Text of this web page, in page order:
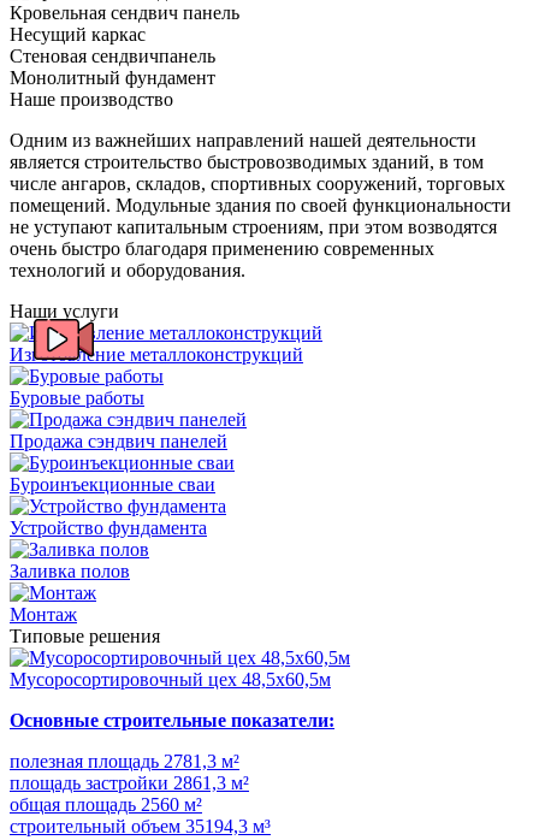
Кровельная сендвич панель
Несущий каркас
Стеновая сендвичпанель
Монолитный фундамент
Наше производство
Одним из важнейших направлений нашей деятельности
является строительство быстровозводимых зданий, в том
числе ангаров, складов, спортивных сооружений, торговых
помещений. Модульные здания по своей функциональности
не уступают капитальным строениям, при этом возводятся
очень быстро благодаря применению современных
технологий и оборудования.
Наши услуги
Изготовление металлоконструкций
Буровые работы
Продажа сэндвич панелей
Буроинъекционные сваи
Устройство фундамента
Заливка полов
Монтаж
Типовые решения
Мусоросортировочный цех 48,5x60,5м
Основные строительные показатели:
полезная площадь 2781,3 м²
площадь застройки 2861,3 м²
общая площадь 2560 м²
строительный объем 35194,3 м³